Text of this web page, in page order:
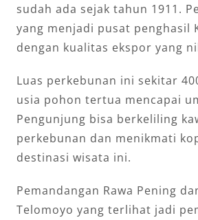
sudah ada sejak tahun 1911.
yang menjadi pusat penghasil
dengan kualitas ekspor yang
Luas perkebunan ini sekitar
usia pohon tertua mencapai
Pengunjung bisa berkeliling
perkebunan dan menikmati
destinasi wisata ini.
Pemandangan Rawa Pening
Telomoyo yang terlihat jadi